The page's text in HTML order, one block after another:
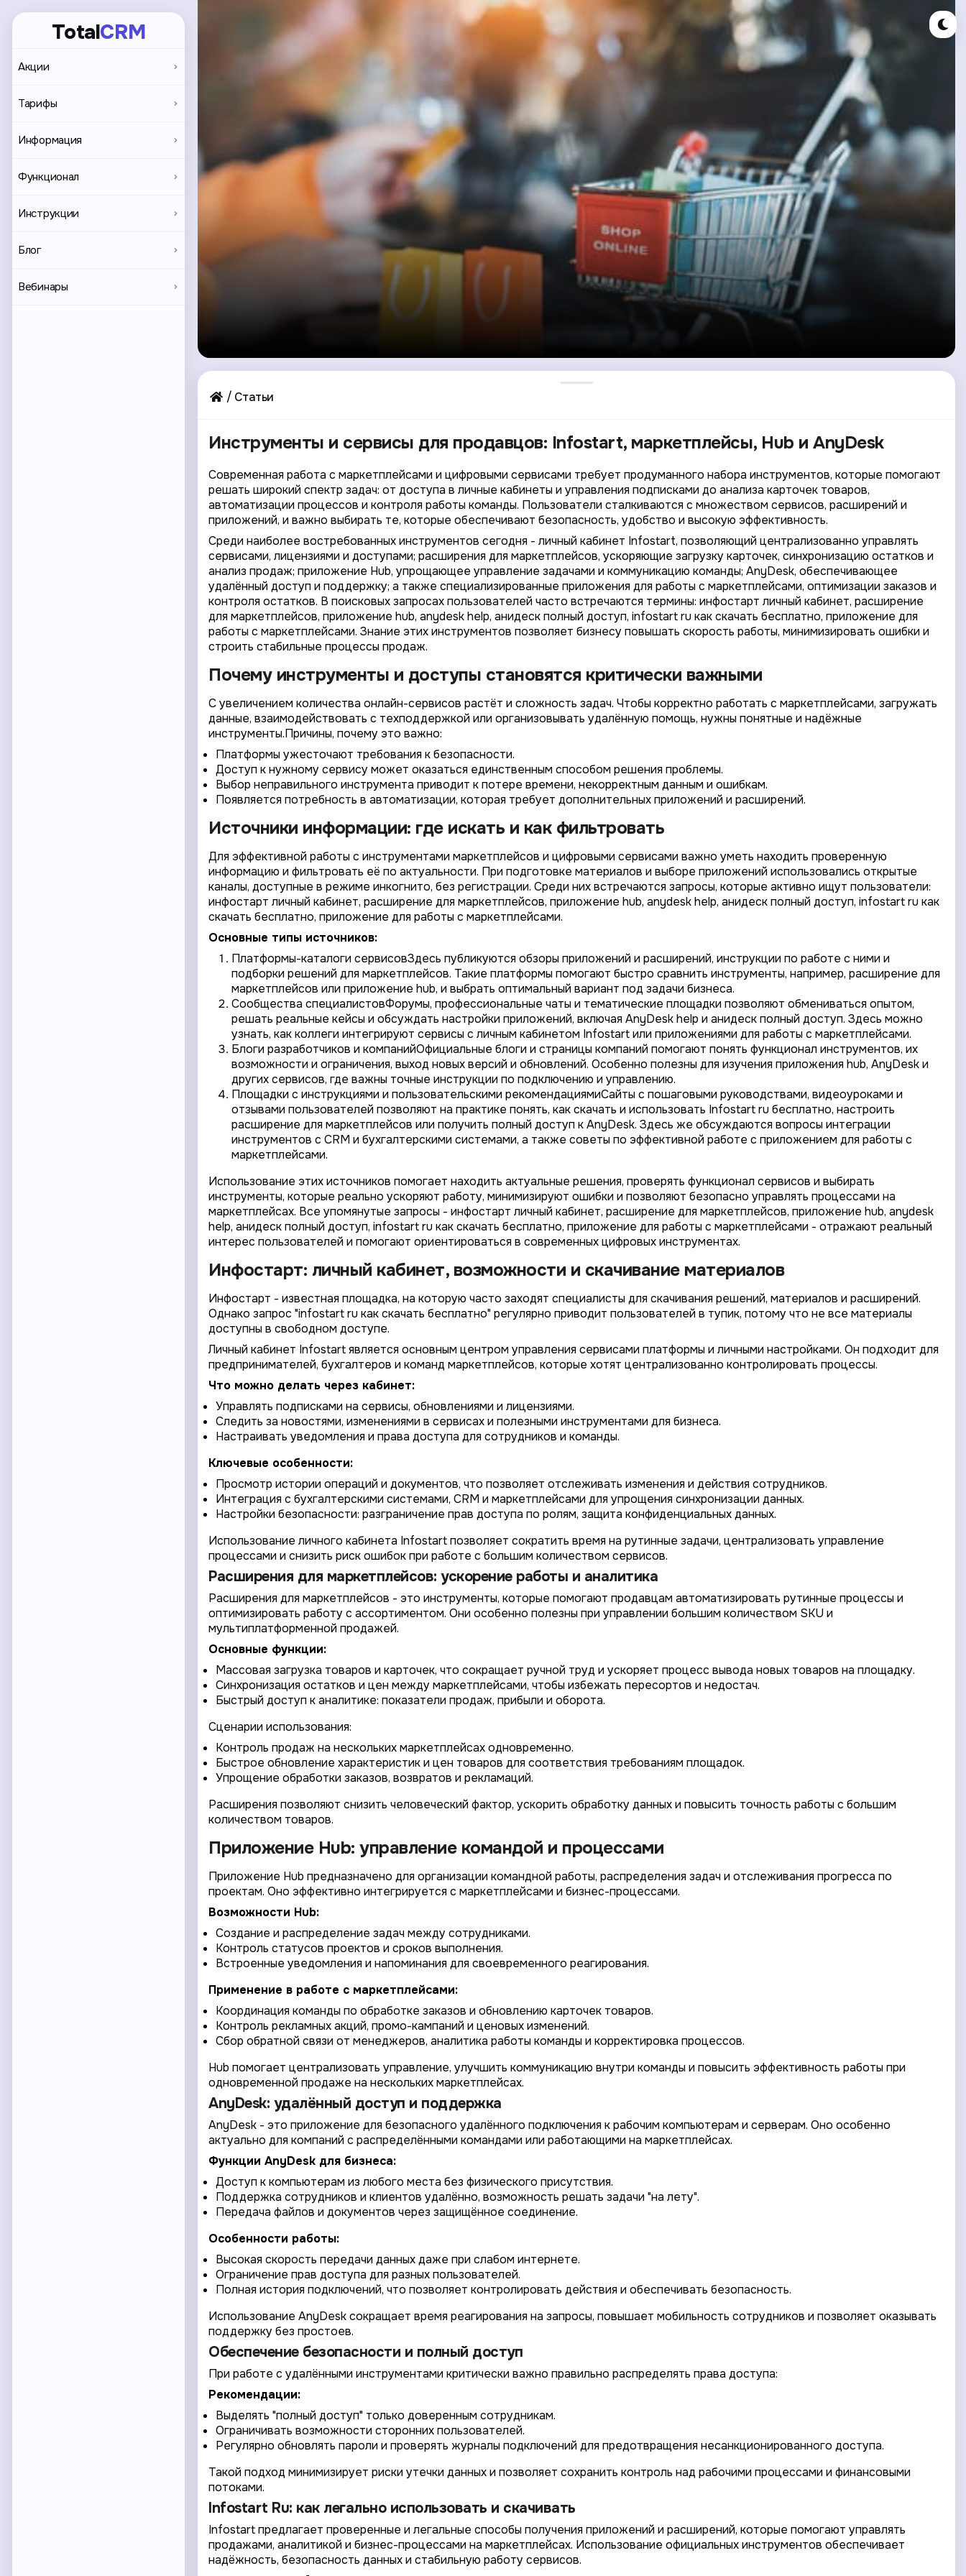
TotalCRM
Акции
Тарифы
Информация
Функционал
Инструкции
Блог
Вебинары
Статьи
Инструменты и сервисы для продавцов: Infostart, маркетплейсы, Hub и AnyDesk
Современная работа с маркетплейсами и цифровыми сервисами требует продуманного набора инструментов, которые помогают
решать широкий спектр задач: от доступа в личные кабинеты и управления подписками до анализа карточек товаров,
автоматизации процессов и контроля работы команды. Пользователи сталкиваются с множеством сервисов, расширений и
приложений, и важно выбирать те, которые обеспечивают безопасность, удобство и высокую эффективность.
Среди наиболее востребованных инструментов сегодня - личный кабинет Infostart, позволяющий централизованно управлять
сервисами, лицензиями и доступами; расширения для маркетплейсов, ускоряющие загрузку карточек, синхронизацию остатков и
анализ продаж; приложение Hub, упрощающее управление задачами и коммуникацию команды; AnyDesk, обеспечивающее
удалённый доступ и поддержку; а также специализированные приложения для работы с маркетплейсами, оптимизации заказов и
контроля остатков. В поисковых запросах пользователей часто встречаются термины: инфостарт личный кабинет, расширение
для маркетплейсов, приложение hub, anydesk help, анидеск полный доступ, infostart ru как скачать бесплатно, приложение для
работы с маркетплейсами. Знание этих инструментов позволяет бизнесу повышать скорость работы, минимизировать ошибки и
строить стабильные процессы продаж.
Почему инструменты и доступы становятся критически важными
С увеличением количества онлайн-сервисов растёт и сложность задач. Чтобы корректно работать с маркетплейсами, загружать
данные, взаимодействовать с техподдержкой или организовывать удалённую помощь, нужны понятные и надёжные
инструменты.Причины, почему это важно:
Платформы ужесточают требования к безопасности.
Доступ к нужному сервису может оказаться единственным способом решения проблемы.
Выбор неправильного инструмента приводит к потере времени, некорректным данным и ошибкам.
Появляется потребность в автоматизации, которая требует дополнительных приложений и расширений.
Источники информации: где искать и как фильтровать
Для эффективной работы с инструментами маркетплейсов и цифровыми сервисами важно уметь находить проверенную
информацию и фильтровать её по актуальности. При подготовке материалов и выборе приложений использовались открытые
каналы, доступные в режиме инкогнито, без регистрации. Среди них встречаются запросы, которые активно ищут пользователи:
инфостарт личный кабинет, расширение для маркетплейсов, приложение hub, anydesk help, анидеск полный доступ, infostart ru как
скачать бесплатно, приложение для работы с маркетплейсами.
Основные типы источников:
Платформы-каталоги сервисовЗдесь публикуются обзоры приложений и расширений, инструкции по работе с ними и
подборки решений для маркетплейсов. Такие платформы помогают быстро сравнить инструменты, например, расширение для
маркетплейсов или приложение hub, и выбрать оптимальный вариант под задачи бизнеса.
Сообщества специалистовФорумы, профессиональные чаты и тематические площадки позволяют обмениваться опытом,
решать реальные кейсы и обсуждать настройки приложений, включая AnyDesk help и анидеск полный доступ. Здесь можно
узнать, как коллеги интегрируют сервисы с личным кабинетом Infostart или приложениями для работы с маркетплейсами.
Блоги разработчиков и компанийОфициальные блоги и страницы компаний помогают понять функционал инструментов, их
возможности и ограничения, выход новых версий и обновлений. Особенно полезны для изучения приложения hub, AnyDesk и
других сервисов, где важны точные инструкции по подключению и управлению.
Площадки с инструкциями и пользовательскими рекомендациямиСайты с пошаговыми руководствами, видеоуроками и
отзывами пользователей позволяют на практике понять, как скачать и использовать Infostart ru бесплатно, настроить
расширение для маркетплейсов или получить полный доступ к AnyDesk. Здесь же обсуждаются вопросы интеграции
инструментов с CRM и бухгалтерскими системами, а также советы по эффективной работе с приложением для работы с
маркетплейсами.
Использование этих источников помогает находить актуальные решения, проверять функционал сервисов и выбирать
инструменты, которые реально ускоряют работу, минимизируют ошибки и позволяют безопасно управлять процессами на
маркетплейсах. Все упомянутые запросы - инфостарт личный кабинет, расширение для маркетплейсов, приложение hub, anydesk
help, анидеск полный доступ, infostart ru как скачать бесплатно, приложение для работы с маркетплейсами - отражают реальный
интерес пользователей и помогают ориентироваться в современных цифровых инструментах.
Инфостарт: личный кабинет, возможности и скачивание материалов
Инфостарт - известная площадка, на которую часто заходят специалисты для скачивания решений, материалов и расширений.
Однако запрос "infostart ru как скачать бесплатно" регулярно приводит пользователей в тупик, потому что не все материалы
доступны в свободном доступе.
Личный кабинет Infostart является основным центром управления сервисами платформы и личными настройками. Он подходит для
предпринимателей, бухгалтеров и команд маркетплейсов, которые хотят централизованно контролировать процессы.
Что можно делать через кабинет:
Управлять подписками на сервисы, обновлениями и лицензиями.
Следить за новостями, изменениями в сервисах и полезными инструментами для бизнеса.
Настраивать уведомления и права доступа для сотрудников и команды.
Ключевые особенности:
Просмотр истории операций и документов, что позволяет отслеживать изменения и действия сотрудников.
Интеграция с бухгалтерскими системами, CRM и маркетплейсами для упрощения синхронизации данных.
Настройки безопасности: разграничение прав доступа по ролям, защита конфиденциальных данных.
Использование личного кабинета Infostart позволяет сократить время на рутинные задачи, централизовать управление
процессами и снизить риск ошибок при работе с большим количеством сервисов.
Расширения для маркетплейсов: ускорение работы и аналитика
Расширения для маркетплейсов - это инструменты, которые помогают продавцам автоматизировать рутинные процессы и
оптимизировать работу с ассортиментом. Они особенно полезны при управлении большим количеством SKU и
мультиплатформенной продажей.
Основные функции:
Массовая загрузка товаров и карточек, что сокращает ручной труд и ускоряет процесс вывода новых товаров на площадку.
Синхронизация остатков и цен между маркетплейсами, чтобы избежать пересортов и недостач.
Быстрый доступ к аналитике: показатели продаж, прибыли и оборота.
Сценарии использования:
Контроль продаж на нескольких маркетплейсах одновременно.
Быстрое обновление характеристик и цен товаров для соответствия требованиям площадок.
Упрощение обработки заказов, возвратов и рекламаций.
Расширения позволяют снизить человеческий фактор, ускорить обработку данных и повысить точность работы с большим
количеством товаров.
Приложение Hub: управление командой и процессами
Приложение Hub предназначено для организации командной работы, распределения задач и отслеживания прогресса по
проектам. Оно эффективно интегрируется с маркетплейсами и бизнес-процессами.
Возможности Hub:
Создание и распределение задач между сотрудниками.
Контроль статусов проектов и сроков выполнения.
Встроенные уведомления и напоминания для своевременного реагирования.
Применение в работе с маркетплейсами:
Координация команды по обработке заказов и обновлению карточек товаров.
Контроль рекламных акций, промо-кампаний и ценовых изменений.
Сбор обратной связи от менеджеров, аналитика работы команды и корректировка процессов.
Hub помогает централизовать управление, улучшить коммуникацию внутри команды и повысить эффективность работы при
одновременной продаже на нескольких маркетплейсах.
AnyDesk: удалённый доступ и поддержка
AnyDesk - это приложение для безопасного удалённого подключения к рабочим компьютерам и серверам. Оно особенно
актуально для компаний с распределёнными командами или работающими на маркетплейсах.
Функции AnyDesk для бизнеса:
Доступ к компьютерам из любого места без физического присутствия.
Поддержка сотрудников и клиентов удалённо, возможность решать задачи "на лету".
Передача файлов и документов через защищённое соединение.
Особенности работы:
Высокая скорость передачи данных даже при слабом интернете.
Ограничение прав доступа для разных пользователей.
Полная история подключений, что позволяет контролировать действия и обеспечивать безопасность.
Использование AnyDesk сокращает время реагирования на запросы, повышает мобильность сотрудников и позволяет оказывать
поддержку без простоев.
Обеспечение безопасности и полный доступ
При работе с удалёнными инструментами критически важно правильно распределять права доступа:
Рекомендации:
Выделять "полный доступ" только доверенным сотрудникам.
Ограничивать возможности сторонних пользователей.
Регулярно обновлять пароли и проверять журналы подключений для предотвращения несанкционированного доступа.
Такой подход минимизирует риски утечки данных и позволяет сохранить контроль над рабочими процессами и финансовыми
потоками.
Infostart Ru: как легально использовать и скачивать
Infostart предлагает проверенные и легальные способы получения приложений и расширений, которые помогают управлять
продажами, аналитикой и бизнес-процессами на маркетплейсах. Использование официальных инструментов обеспечивает
надёжность, безопасность данных и стабильную работу сервисов.
Подключение к
TotalCRM
Согласие на обработку ПД
TotalCRM
TotalCRM
your-company
TotalCRM
Ozon
YandexMarket
Другие
TotalCRM
1 организация
более 5 организаций
TotalCRM
до 1 млн.
от 10 млн.
Передать анкету
TotalCRM